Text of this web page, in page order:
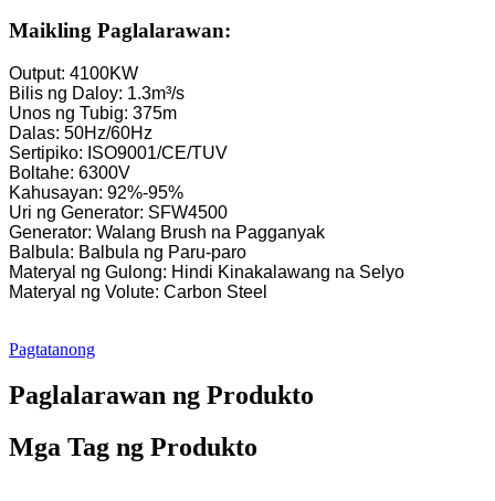
Maikling Paglalarawan:
Output: 4100KW
Bilis ng Daloy: 1.3m³/s
Unos ng Tubig: 375m
Dalas: 50Hz/60Hz
Sertipiko: ISO9001/CE/TUV
Boltahe: 6300V
Kahusayan: 92%-95%
Uri ng Generator: SFW4500
Generator: Walang Brush na Pagganyak
Balbula: Balbula ng Paru-paro
Materyal ng Gulong: Hindi Kinakalawang na Selyo
Materyal ng Volute: Carbon Steel
Pagtatanong
Paglalarawan ng Produkto
Mga Tag ng Produkto